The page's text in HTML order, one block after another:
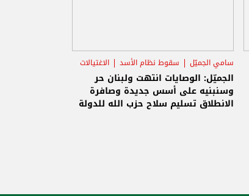
سامي الجميّل سقوط نظام الأسد الاغتيالات
الجميّل: الوصايات انتهت ولبنان حر
وسنبنيه على أسس جديدة وصافرة
الانطلاق تسليم سلاح حزب الله للدولة